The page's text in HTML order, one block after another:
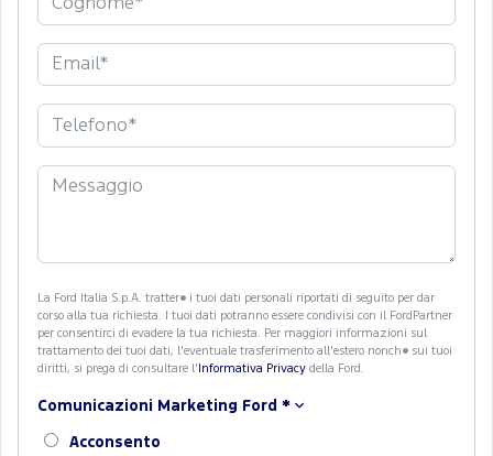
La Ford Italia S.p.A. tratter� i tuoi dati personali riportati di seguito per dar
corso alla tua richiesta. I tuoi dati potranno essere condivisi con il FordPartner
per consentirci di evadere la tua richiesta. Per maggiori informazioni sul
trattamento dei tuoi dati, l'eventuale trasferimento all'estero nonch� sui tuoi
diritti, si prega di consultare l' Informativa Privacy della Ford.
Comunicazioni Marketing Ford *
Acconsento